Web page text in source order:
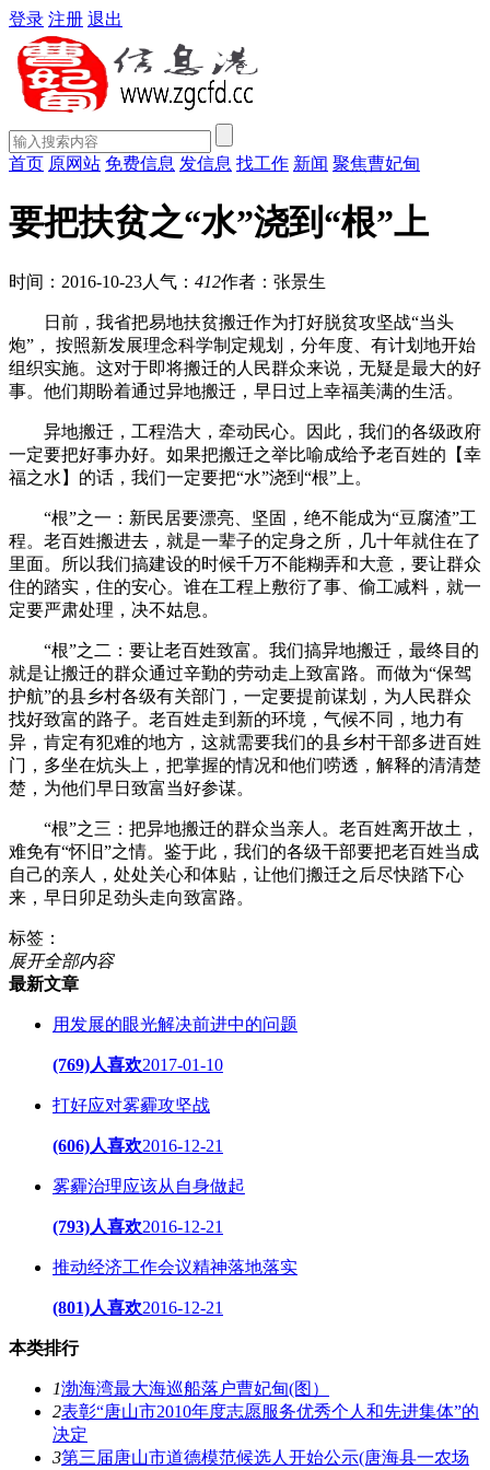
登录 注册 退出
首页 原网站 免费信息 发信息 找工作 新闻 聚焦曹妃甸
要把扶贫之“水”浇到“根”上
时间：2016-10-23人气： 412作者：张景生
日前，我省把易地扶贫搬迁作为打好脱贫攻坚战“当头
炮”， 按照新发展理念科学制定规划，分年度、有计划地开始
组织实施。这对于即将搬迁的人民群众来说，无疑是最大的好
事。他们期盼着通过异地搬迁，早日过上幸福美满的生活。
异地搬迁，工程浩大，牵动民心。因此，我们的各级政府
一定要把好事办好。如果把搬迁之举比喻成给予老百姓的【幸
福之水】的话，我们一定要把“水”浇到“根”上。
“根”之一：新民居要漂亮、坚固，绝不能成为“豆腐渣”工
程。老百姓搬进去，就是一辈子的定身之所，几十年就住在了
里面。所以我们搞建设的时候千万不能糊弄和大意，要让群众
住的踏实，住的安心。谁在工程上敷衍了事、偷工减料，就一
定要严肃处理，决不姑息。
“根”之二：要让老百姓致富。我们搞异地搬迁，最终目的
就是让搬迁的群众通过辛勤的劳动走上致富路。而做为“保驾
护航”的县乡村各级有关部门，一定要提前谋划，为人民群众
找好致富的路子。老百姓走到新的环境，气候不同，地力有
异，肯定有犯难的地方，这就需要我们的县乡村干部多进百姓
门，多坐在炕头上，把掌握的情况和他们唠透，解释的清清楚
楚，为他们早日致富当好参谋。
“根”之三：把异地搬迁的群众当亲人。老百姓离开故土，
难免有“怀旧”之情。鉴于此，我们的各级干部要把老百姓当成
自己的亲人，处处关心和体贴，让他们搬迁之后尽快踏下心
来，早日卯足劲头走向致富路。
标签：
展开全部内容
最新文章
用发展的眼光解决前进中的问题
(769)人喜欢2017-01-10
打好应对雾霾攻坚战
(606)人喜欢2016-12-21
雾霾治理应该从自身做起
(793)人喜欢2016-12-21
推动经济工作会议精神落地落实
(801)人喜欢2016-12-21
本类排行
1渤海湾最大海巡船落户曹妃甸(图）
2表彰“唐山市2010年度志愿服务优秀个人和先进集体”的
决定
3第三届唐山市道德模范候选人开始公示(唐海县一农场